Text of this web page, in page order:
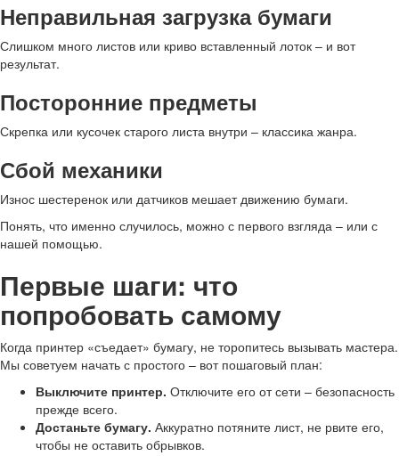
Неправильная загрузка бумаги
Слишком много листов или криво вставленный лоток – и вот
результат.
Посторонние предметы
Скрепка или кусочек старого листа внутри – классика жанра.
Сбой механики
Износ шестеренок или датчиков мешает движению бумаги.
Понять, что именно случилось, можно с первого взгляда – или с
нашей помощью.
Первые шаги: что
попробовать самому
Когда принтер «съедает» бумагу, не торопитесь вызывать мастера.
Мы советуем начать с простого – вот пошаговый план:
Выключите принтер. Отключите его от сети – безопасность
прежде всего.
Достаньте бумагу. Аккуратно потяните лист, не рвите его,
чтобы не оставить обрывков.